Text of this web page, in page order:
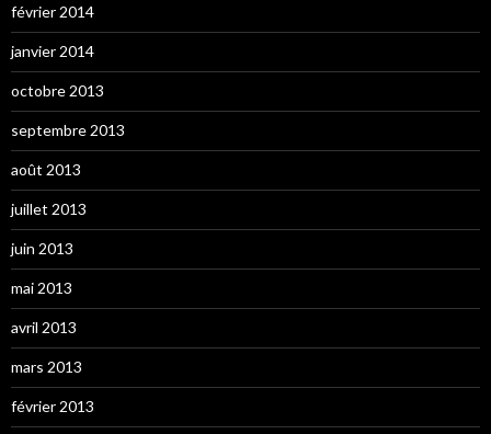
février 2014
janvier 2014
octobre 2013
septembre 2013
août 2013
juillet 2013
juin 2013
mai 2013
avril 2013
mars 2013
février 2013